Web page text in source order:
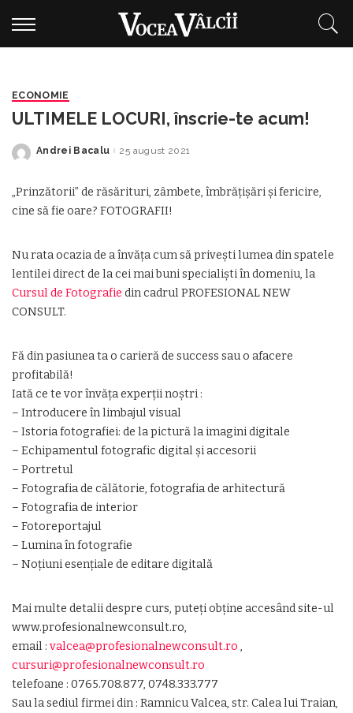
ECONOMIE
ULTIMELE LOCURI, înscrie-te acum!
Posted
Andrei Bacalu 25 august 2021
„Prinzătorii” de răsărituri, zȃmbete, îmbrăţişări şi fericire,
cine să fie oare? FOTOGRAFII!
Nu rata ocazia de a învăţa cum să priveşti lumea din spatele
lentilei direct de la cei mai buni specialişti în domeniu, la
Cursul de Fotografie din cadrul PROFESIONAL NEW
CONSULT.
Fă din pasiunea ta o carieră de success sau o afacere
profitabilă!
Iată ce te vor învăţa experţii noştri :
– Introducere în limbajul visual
– Istoria fotografiei: de la pictură la imagini digitale
– Echipamentul fotografic digital și accesorii
– Portretul
– Fotografia de călătorie, fotografia de arhitectură
– Fotografia de interior
– Fotoreportajul
– Lumina în fotografie
– Noțiuni esențiale de editare digitală
Mai multe detalii despre curs, puteţi obţine accesând site-ul
www.profesionalnewconsult.ro,
email : valcea@profesionalnewconsult.ro ,
cursuri@profesionalnewconsult.ro
telefoane : 0765.708.877, 0748.333.777
Sau la sediul firmei din : Ramnicu Valcea, str. Calea lui Traian,